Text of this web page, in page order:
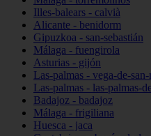
Illes-balears - calvià
Alicante - benidorm
Gipuzkoa - san-sebastián
Málaga - fuengirola
Asturias - gijón
Las-palmas - vega-de-san-
Las-palmas - las-palmas-
Badajoz - badajoz
Málaga - frigiliana
Huesca - jaca